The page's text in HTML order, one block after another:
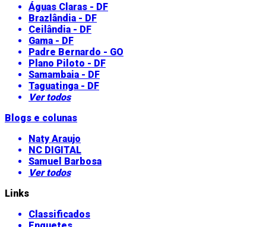
Águas Claras - DF
Brazlândia - DF
Ceilândia - DF
Gama - DF
Padre Bernardo - GO
Plano Piloto - DF
Samambaia - DF
Taguatinga - DF
Ver todos
Blogs e colunas
Naty Araujo
NC DIGITAL
Samuel Barbosa
Ver todos
Links
Classificados